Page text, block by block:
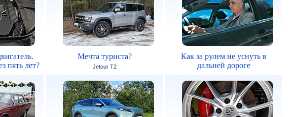
пять лет?
Мечта туриста?
Jetour T2
Как за рулем не уснуть в
дальней дороге